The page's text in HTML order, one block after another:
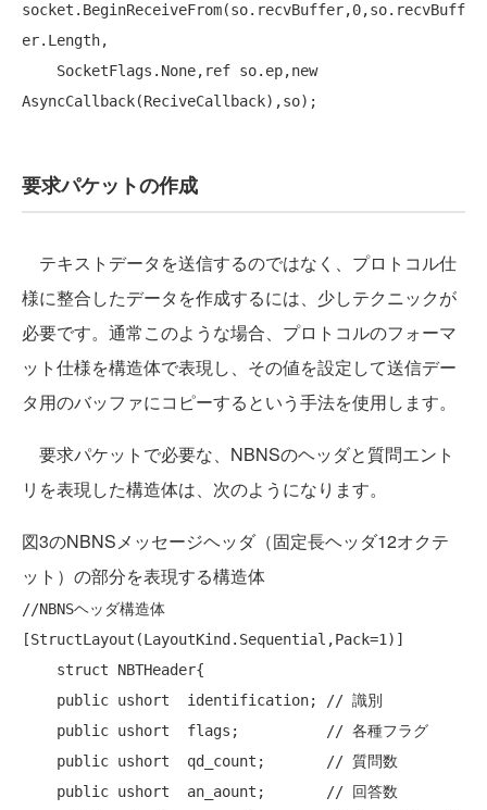
socket.BeginReceiveFrom(so.recvBuffer,0,so.recvBuff
er.Length,
要求パケットの作成
テキストデータを送信するのではなく、プロトコル仕
様に整合したデータを作成するには、少しテクニックが
必要です。通常このような場合、プロトコルのフォーマ
ット仕様を構造体で表現し、その値を設定して送信デー
タ用のバッファにコピーするという手法を使用します。
要求パケットで必要な、NBNSのヘッダと質問エント
リを表現した構造体は、次のようになります。
図3のNBNSメッセージヘッダ（固定長ヘッダ12オクテ
ット）の部分を表現する構造体
//NBNSヘッダ構造体
[StructLayout(LayoutKind.Sequential,Pack=1)]
struct NBTHeader{
public ushort
  identification;
// 識別
public ushort
  flags;
// 各種フラグ
public ushort
  qd_count;
// 質問数
public ushort
  an_aount;
// 回答数